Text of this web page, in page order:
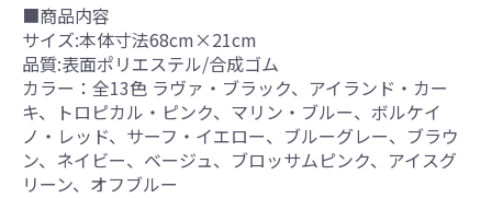
■商品内容
サイズ:本体寸法68cm×21cm
品質:表面ポリエステル/合成ゴム
カラー：全13色 ラヴァ・ブラック、アイランド・カー
キ、トロピカル・ピンク、マリン・ブルー、ボルケイ
ノ・レッド、サーフ・イエロー、ブルーグレー、ブラウ
ン、ネイビー、ベージュ、ブロッサムピンク、アイスグ
リーン、オフブルー